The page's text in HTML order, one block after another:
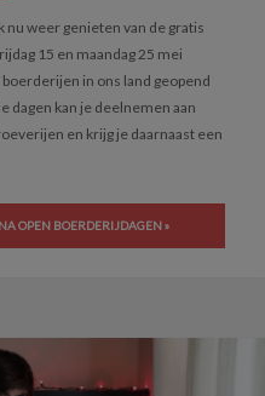
weer genieten van de gratis
15 en maandag 25 mei
in ons land geopend
dagen kan je deelnemen aan
en krijg je daarnaast een
OPEN BOERDERIJDAGEN »